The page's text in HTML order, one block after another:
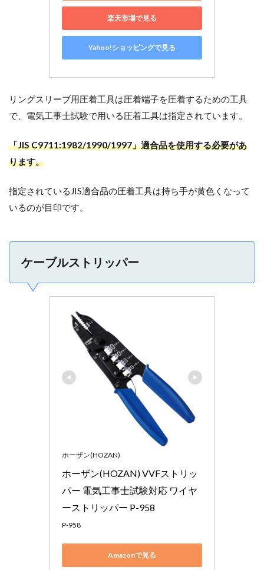
楽天市場で見る
Yahoo!ショッピングで見る
リングスリーブ用圧着工具は圧着端子を圧着するための工具
で、電気工事士試験で用いる圧着工具は指定されています。
「JIS C9711:1982/1990/1997」適合品を使用する必要があ
ります。
指定されているJIS適合品の圧着工具は持ち手が黄色くなって
いるのが目印です。
ケーブルストリッパー
ホーザン(HOZAN)
ホーザン(HOZAN) VVFストリッ
パー 電気工事士試験対応 ワイヤ
ーストリッパー P-958
P-958
Amazonで見る